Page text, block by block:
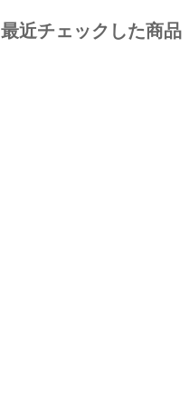
最近チェックした商品